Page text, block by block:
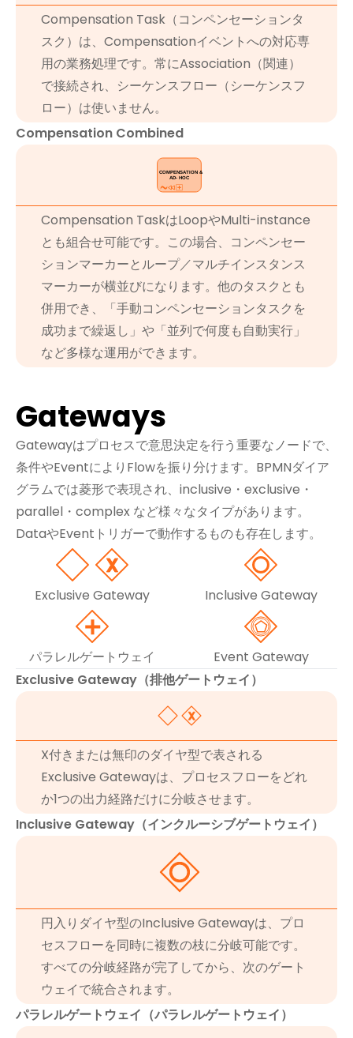
Compensation Task（コンペンセーションタ
スク）は、Compensationイベントへの対応専
用の業務処理です。常にAssociation（関連）
で接続され、シーケンスフロー（シーケンスフ
ロー）は使いません。
Compensation Combined
Compensation TaskはLoopやMulti-instance
とも組合せ可能です。この場合、コンペンセー
ションマーカーとループ／マルチインスタンス
マーカーが横並びになります。他のタスクとも
併用でき、「手動コンペンセーションタスクを
成功まで繰返し」や「並列で何度も自動実行」
など多様な運用ができます。
Gateways
Gatewayはプロセスで意思決定を行う重要なノードで、
条件やEventによりFlowを振り分けます。BPMNダイア
グラムでは菱形で表現され、inclusive・exclusive・
parallel・complex など様々なタイプがあります。
DataやEventトリガーで動作するものも存在します。
Exclusive Gateway Inclusive Gateway
パラレルゲートウェイ
Event Gateway
Exclusive Gateway（排他ゲートウェイ）
X付きまたは無印のダイヤ型で表される
Exclusive Gatewayは、プロセスフローをどれ
か1つの出力経路だけに分岐させます。
Inclusive Gateway（インクルーシブゲートウェイ）
円入りダイヤ型のInclusive Gatewayは、プロ
セスフローを同時に複数の枝に分岐可能です。
すべての分岐経路が完了してから、次のゲート
ウェイで統合されます。
パラレルゲートウェイ（パラレルゲートウェイ）